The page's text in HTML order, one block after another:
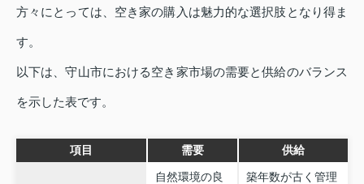
方々にとっては、空き家の購入は魅力的な選択肢となり得ま
す。
以下は、守山市における空き家市場の需要と供給のバランス
を示した表です。
項目 需要 供給
自然環境の良
築年数が古く管理